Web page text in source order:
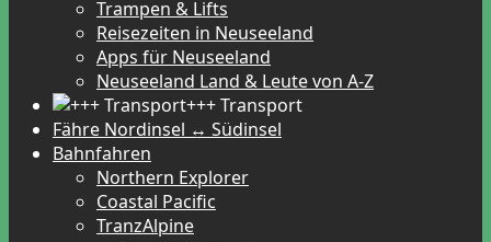
Trampen & Lifts
Reisezeiten in Neuseeland
Apps für Neuseeland
Neuseeland Land & Leute von A-Z
+++ Transport
Fähre Nordinsel ↔ Südinsel
Bahnfahren
Northern Explorer
Coastal Pacific
TranzAlpine